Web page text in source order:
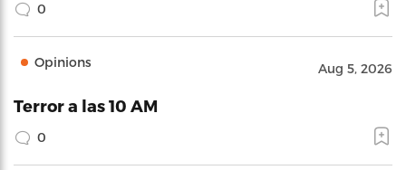
0
Opinions Aug 5, 2026
Terror a las 10 AM
0